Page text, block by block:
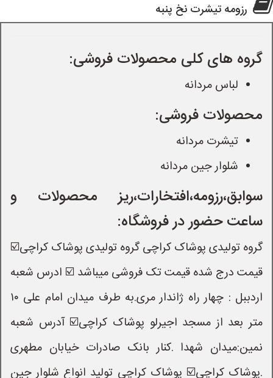
رزومه تیشرت نخ پنبه
گروه های کلی محصولات فروشی:
لباس مردانه
محصولات فروشی:
تیشرت مردانه
شلوار جین مردانه
سوابق،رزومه،افتخارات،ریز محصولات و
ساعت حضور در فروشگاه:
گروه تولیدی پوشاک کراچی گروه تولیدی پوشاک کراچی☑️
قیمت درج شده قیمت تک فروشی میباشد ☑️ ادرس شعبه
اردببل : چهار راه ژاندار مری.به طرف میدان امام علی ۱۰
متر بعد از مسجد اجیرلو پوشاک کراچی☑️ آدرس شعبه
نمین:میدان شهدا .کنار بانک صادرات خیابان مطهری
.پوشاک کراچی☑️ پوشاک کراچی تولید انواع شلوار جین